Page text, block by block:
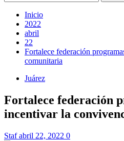
Inicio
2022
abril
22
Fortalece federación
comunitaria
Juárez
Fortalece federación
incentivar la
Stafabril 22, 2022 0